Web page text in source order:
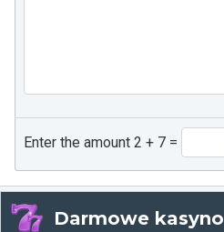
Enter the amount 2 + 7
Darmowe kasyno